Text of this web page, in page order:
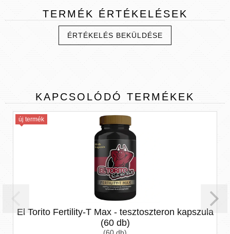
TERMÉK ÉRTÉKELÉSEK
ÉRTÉKELÉS BEKÜLDÉSE
KAPCSOLÓDÓ TERMÉKEK
Fertility-T Max - tesztoszteron kapszula